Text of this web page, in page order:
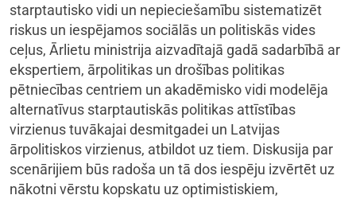
starptautisko vidi un nepieciešamību sistematizēt
riskus un iespējamos sociālās un politiskās vides
ceļus, Ārlietu ministrija aizvadītajā gadā sadarbībā ar
ekspertiem, ārpolitikas un drošības politikas
pētniecības centriem un akadēmisko vidi modelēja
alternatīvus starptautiskās politikas attīstības
virzienus tuvākajai desmitgadei un Latvijas
ārpolitiskos virzienus, atbildot uz tiem. Diskusija par
scenārijiem būs radoša un tā dos iespēju izvērtēt uz
nākotni vērstu kopskatu uz optimistiskiem,